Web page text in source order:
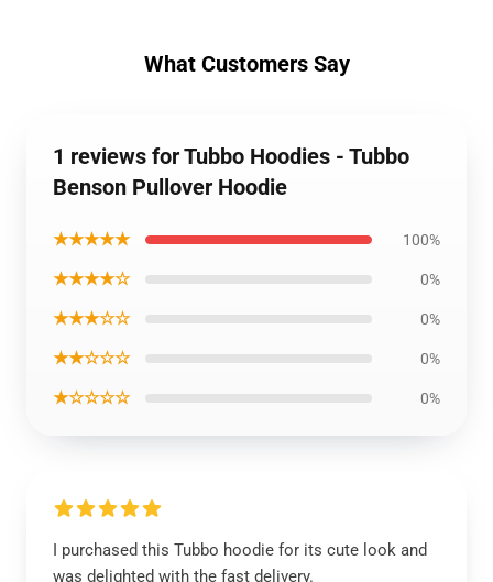
What Customers Say
1 reviews for Tubbo Hoodies - Tubbo
Benson Pullover Hoodie
★★★★★ 100%
★★★★☆ 0%
★★★☆☆ 0%
★★☆☆☆ 0%
★☆☆☆☆ 0%
I purchased this Tubbo hoodie for its cute look and
was delighted with the fast delivery.